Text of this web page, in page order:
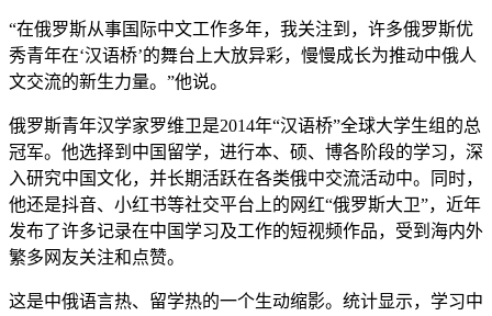
“在俄罗斯从事国际中文工作多年，我关注到，许多俄罗斯优
秀青年在‘汉语桥’的舞台上大放异彩，慢慢成长为推动中俄人
文交流的新生力量。”他说。
俄罗斯青年汉学家罗维卫是2014年“汉语桥”全球大学生组的总
冠军。他选择到中国留学，进行本、硕、博各阶段的学习，深
入研究中国文化，并长期活跃在各类俄中交流活动中。同时，
他还是抖音、小红书等社交平台上的网红“俄罗斯大卫”，近年
发布了许多记录在中国学习及工作的短视频作品，受到海内外
繁多网友关注和点赞。
这是中俄语言热、留学热的一个生动缩影。统计显示，学习中